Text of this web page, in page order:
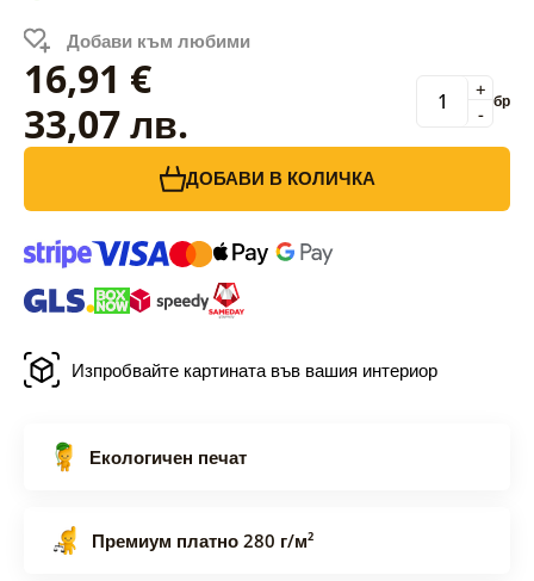
Добави към любими
16,91 €
33,07 лв.
-
+ бр
ДОБАВИ В КОЛИЧКА
Изпробвайте картината във вашия интериор
Екологичен печат
Премиум платно 280 г/м²